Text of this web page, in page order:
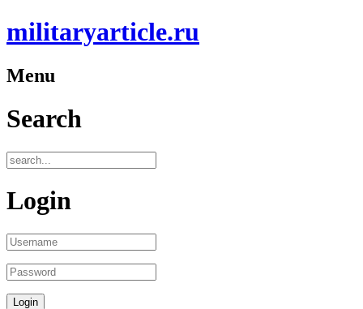
militaryarticle.ru
Menu
Search
Login